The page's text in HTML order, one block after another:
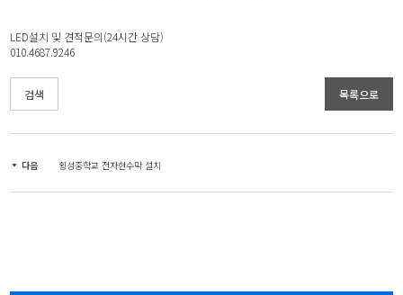
LED설치 및 견적문의(24시간 상담)
010.4687.9246
검색 목록으로
다음 횡성중학교 전자현수막 설치